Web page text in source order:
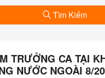
Tìm Kiếm
TRƯỞNG CA TẠI
NƯỚC NGOÀI 8/